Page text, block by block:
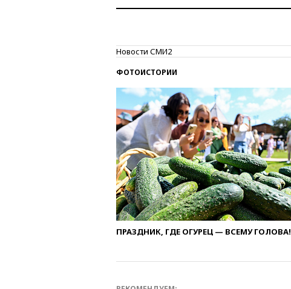
Новости СМИ2
ФОТОИСТОРИИ
ПРАЗДНИК, ГДЕ ОГУРЕЦ — ВСЕМУ ГОЛОВА!